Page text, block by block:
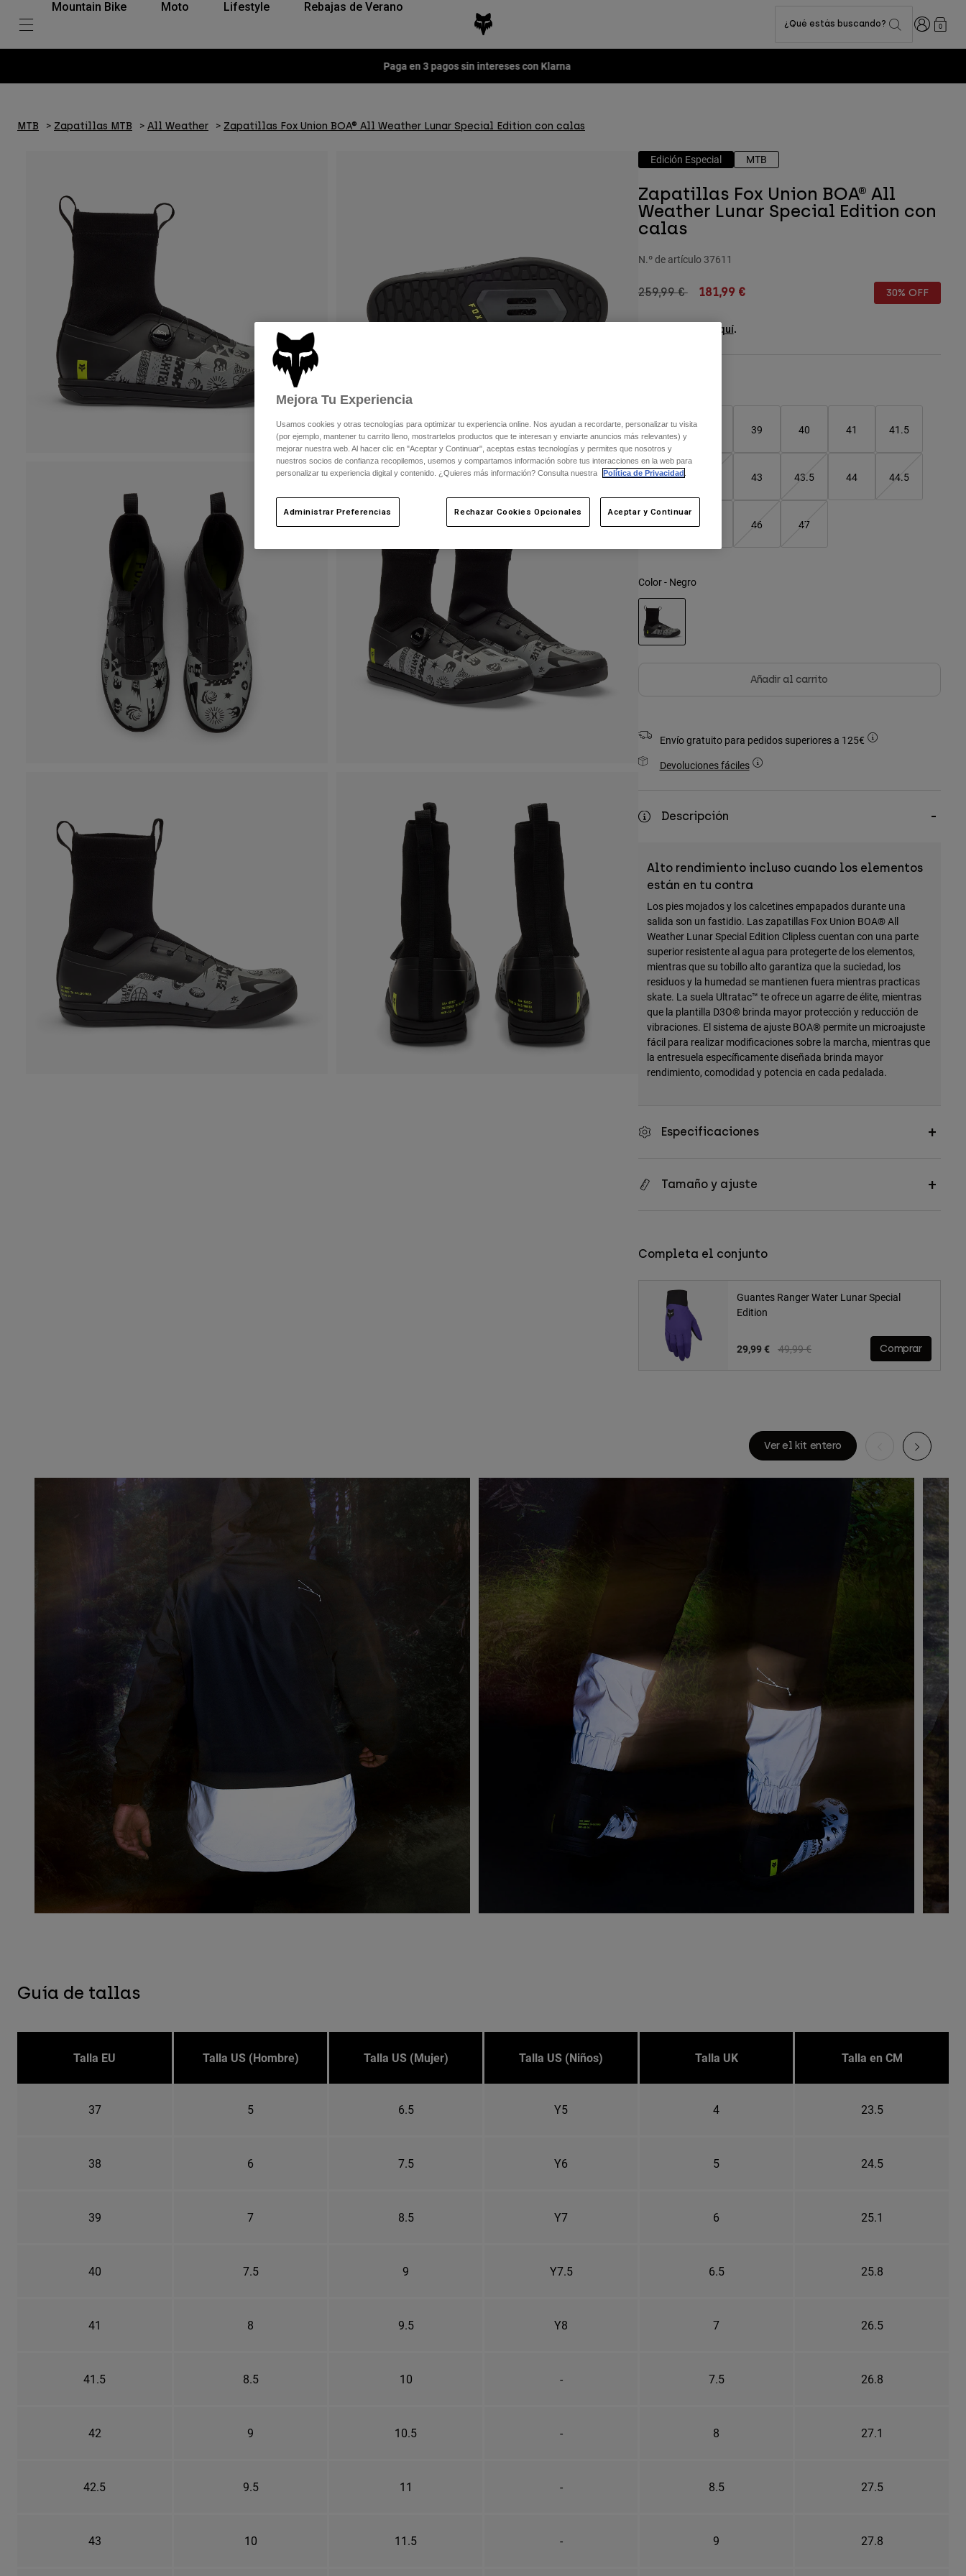
Mountain Bike Moto Lifestyle Rebajas de Verano
¿Qué estás buscando? Iniciar0
Paga en 3 pagos sin intereses con Klarna
MTB Zapatillas MTB All Weather Zapatillas Fox Union BOA® All Weather Lunar Special Edition con calas
Edición Especial MTB
Zapatillas Fox Union BOA® All
Weather Lunar Special Edition con
calas
N.º de artículo 37611
Price reduced from
259,99 €to181,99 € 30% OFF
aquí.
37 39 40 41 41.5
42 43 43.5 44 44.5
45 45.5 46 47
Color - Negro
Añadir al carrito
Envío gratuito para pedidos superiores a 125€
Devoluciones fáciles
Descripción
Alto rendimiento incluso cuando los elementos
están en tu contra
Los pies mojados y los calcetines empapados durante una
salida son un fastidio. Las zapatillas Fox Union BOA® All
Weather Lunar Special Edition Clipless cuentan con una parte
superior resistente al agua para protegerte de los elementos,
mientras que su tobillo alto garantiza que la suciedad, los
residuos y la humedad se mantienen fuera mientras practicas
skate. La suela Ultratac™ te ofrece un agarre de élite, mientras
que la plantilla D3O® brinda mayor protección y reducción de
vibraciones. El sistema de ajuste BOA® permite un microajuste
fácil para realizar modificaciones sobre la marcha, mientras que
la entresuela específicamente diseñada brinda mayor
rendimiento, comodidad y potencia en cada pedalada.
Especificaciones
Tamaño y ajuste
Completa el conjunto
Guantes Ranger Water Lunar Special
Edition
Price reduced from
49,99 €to
29,99 € Comprar
Ver el kit entero
Guía de tallas
Talla EU Talla US (Hombre) Talla US (Mujer) Talla US (Niños) Talla UK Talla en CM
37 5 6.5 Y5 4 23.5
38 6 7.5 Y6 5 24.5
39 7 8.5 Y7 6 25.1
40 7.5 9 Y7.5 6.5 25.8
41 8 9.5 Y8 7 26.5
41.5 8.5 10 - 7.5 26.8
42 9 10.5 - 8 27.1
42.5 9.5 11 - 8.5 27.5
43 10 11.5 - 9 27.8
Mejora Tu Experiencia
Usamos cookies y otras tecnologías para optimizar tu experiencia online. Nos ayudan a recordarte, personalizar tu visita
(por ejemplo, mantener tu carrito lleno, mostrartelos productos que te interesan y enviarte anuncios más relevantes) y
mejorar nuestra web. Al hacer clic en "Aceptar y Continuar", aceptas estas tecnologías y permites que nosotros y
nuestros socios de confianza recopilemos, usemos y compartamos información sobre tus interacciones en la web para
personalizar tu experiencia digital y contenido. ¿Quieres más información? Consulta nuestra
Política de Privacidad .
Administrar Preferencias Rechazar Cookies Opcionales Aceptar y Continuar